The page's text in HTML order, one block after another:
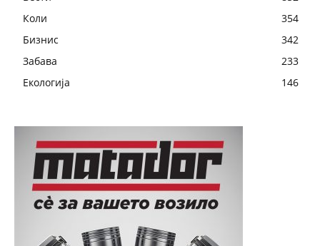
Коли
354
Бизнис
342
Забава
233
Екологија
146